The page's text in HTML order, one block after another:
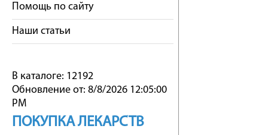
Помощь по сайту
Наши статьи
В каталоге: 12192
Обновление от: 8/8/2026 12:05:00
PM
ПОКУПКА ЛЕКАРСТВ